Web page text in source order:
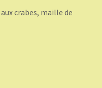
crabes, maille de